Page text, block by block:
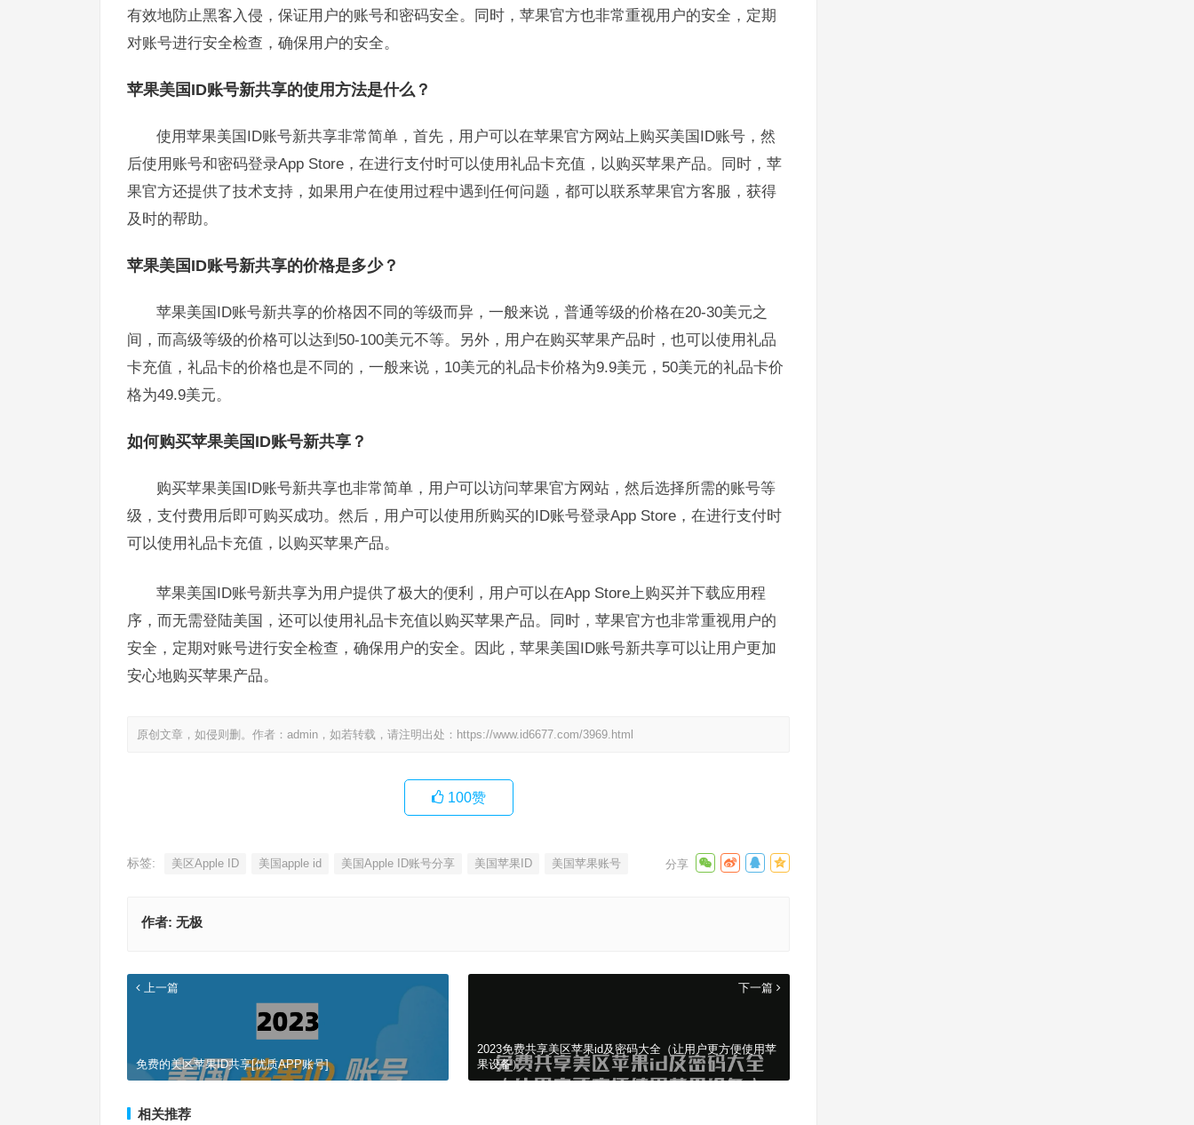
有效地防止黑客入侵，保证用户的账号和密码安全。同时，苹果官方也非常重视用户的安全，定期
对账号进行安全检查，确保用户的安全。
苹果美国ID账号新共享的使用方法是什么？
使用苹果美国ID账号新共享非常简单，首先，用户可以在苹果官方网站上购买美国ID账号，然
后使用账号和密码登录App Store，在进行支付时可以使用礼品卡充值，以购买苹果产品。同时，苹
果官方还提供了技术支持，如果用户在使用过程中遇到任何问题，都可以联系苹果官方客服，获得
及时的帮助。
苹果美国ID账号新共享的价格是多少？
苹果美国ID账号新共享的价格因不同的等级而异，一般来说，普通等级的价格在20-30美元之
间，而高级等级的价格可以达到50-100美元不等。另外，用户在购买苹果产品时，也可以使用礼品
卡充值，礼品卡的价格也是不同的，一般来说，10美元的礼品卡价格为9.9美元，50美元的礼品卡价
格为49.9美元。
如何购买苹果美国ID账号新共享？
购买苹果美国ID账号新共享也非常简单，用户可以访问苹果官方网站，然后选择所需的账号等
级，支付费用后即可购买成功。然后，用户可以使用所购买的ID账号登录App Store，在进行支付时
可以使用礼品卡充值，以购买苹果产品。
苹果美国ID账号新共享为用户提供了极大的便利，用户可以在App Store上购买并下载应用程
序，而无需登陆美国，还可以使用礼品卡充值以购买苹果产品。同时，苹果官方也非常重视用户的
安全，定期对账号进行安全检查，确保用户的安全。因此，苹果美国ID账号新共享可以让用户更加
安心地购买苹果产品。
原创文章，如侵则删。作者：admin，如若转载，请注明出处： https://www.id6677.com/3969.html
100赞
标签: 美区Apple ID 美国apple id 美国Apple ID账号分享 美国苹果ID 美国苹果账号
作者: 无极
上一篇
免费的美区苹果ID共享[优质APP账号]
下一篇
2023免费共享美区苹果id及密码大全（让用户更方便使用苹
果设备）
相关推荐